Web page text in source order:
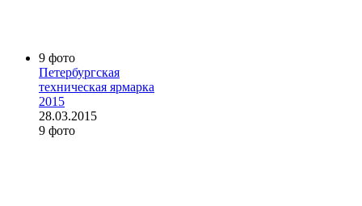
9 фото
Петербургская
техническая ярмарка
2015
28.03.2015
9 фото